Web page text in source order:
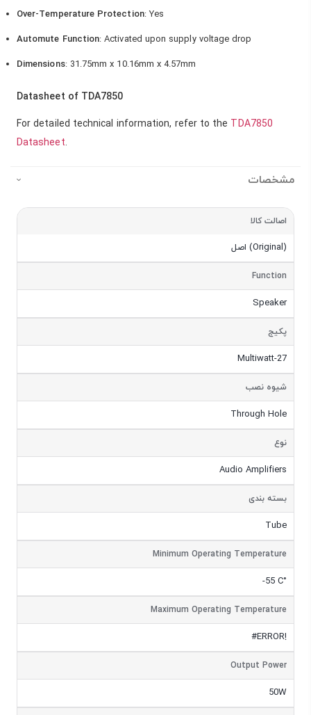
Over-Temperature Protection: Yes
Automute Function: Activated upon supply voltage drop
Dimensions: 31.75mm x 10.16mm x 4.57mm
Datasheet of TDA7850
For detailed technical information, refer to the TDA7850
Datasheet.
مشخصات
مشخصات
اصالت کالا
اصل (Original)
Function
Speaker
پکیج
Multiwatt-27
شیوه نصب
Through Hole
نوع
Audio Amplifiers
بسته بندی
Tube
Minimum Operating Temperature
-55 C°
Maximum Operating Temperature
#ERROR!
Output Power
50W